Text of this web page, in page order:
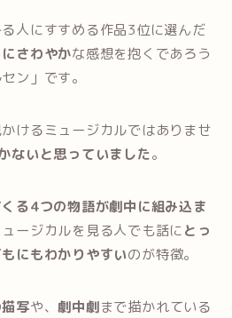
人にすすめる作品3位に選んだ
さわやかな感想を抱くであろう
ン」です。
けるミュージカルではありませ
ないと思っていました。
る4つの物語が劇中に組み込ま
ージカルを見る人でも話にとっ
にもわかりやすいのが特徴。
写や、劇中劇まで描かれている